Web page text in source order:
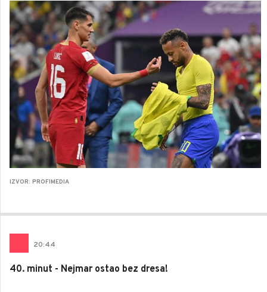
IZVOR: PROFIMEDIA
20:44
40. minut - Nejmar ostao bez dresa!